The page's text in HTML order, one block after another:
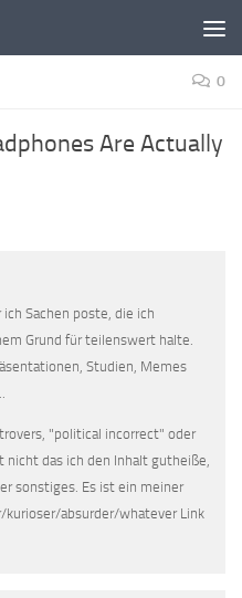
0
Are Actually
Sachen poste, die ich
Grund für teilenswert halte.
Studien, Memes
"political incorrect" oder
nicht das ich den Inhalt gutheiße,
sonstiges. Es ist ein meiner
absurder/whatever Link